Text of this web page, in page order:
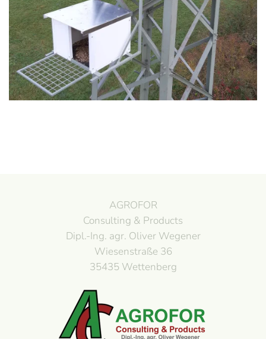
AGROFOR
Consulting & Products
Dipl.-Ing. agr. Oliver Wegener
Wiesenstraße 36
35435 Wettenberg